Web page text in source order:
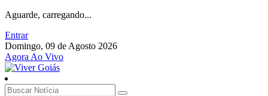
Aguarde, carregando...
Entrar
Domingo, 09 de Agosto 2026
Agora Ao Vivo